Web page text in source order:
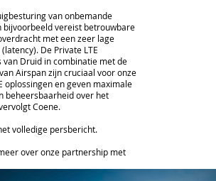
van onbemande
bijvoorbeeld vereist betrouwbare
met een zeer lage
De Private LTE
van Druid in combinatie met de
Airspan zijn cruciaal voor onze
oplossingen en geven maximale
beheersbaarheid over het
Coene.
volledige persbericht.
over onze partnership met